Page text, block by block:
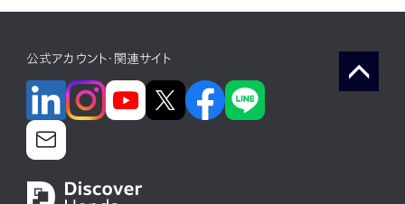
公式アカウント・関連サイト